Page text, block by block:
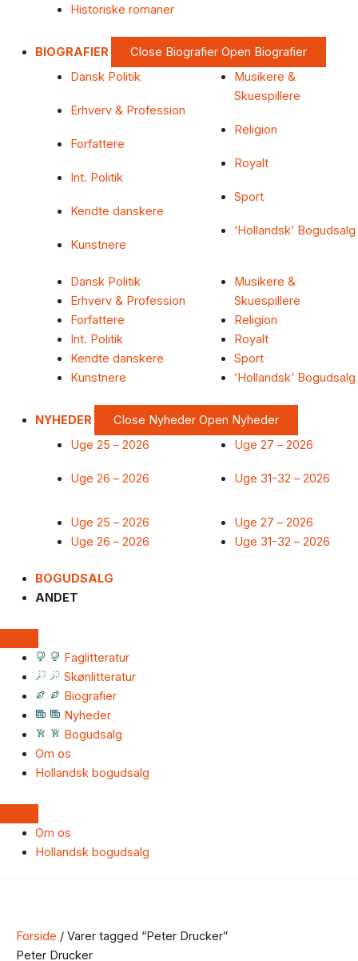
Historiske romaner
BIOGRAFIER Close Biografier Open Biografier
Dansk Politik
Erhverv & Profession
Forfattere
Int. Politik
Kendte danskere
Kunstnere
Musikere &
Skuespillere
Religion
Royalt
Sport
‘Hollandsk’ Bogudsalg
Dansk Politik
Erhverv & Profession
Forfattere
Int. Politik
Kendte danskere
Kunstnere
Musikere &
Skuespillere
Religion
Royalt
Sport
‘Hollandsk’ Bogudsalg
NYHEDER Close Nyheder Open Nyheder
Uge 25 – 2026
Uge 26 – 2026
Uge 27 – 2026
Uge 31-32 – 2026
Uge 25 – 2026
Uge 26 – 2026
Uge 27 – 2026
Uge 31-32 – 2026
BOGUDSALG
ANDET
Faglitteratur
Skønlitteratur
Biografier
Nyheder
Bogudsalg
Om os
Hollandsk bogudsalg
Om os
Hollandsk bogudsalg
Forside / Varer tagged “Peter Drucker”
Peter Drucker